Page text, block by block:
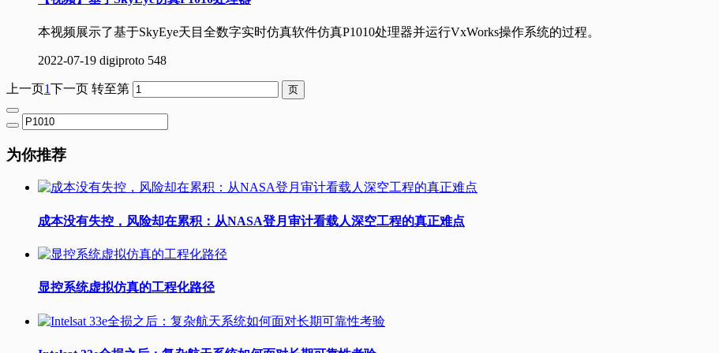
本视频展示了基于SkyEye天目全数字实时仿真软件仿真P1010处理器并运行VxWorks操作系统的过程。
2022-07-19 digiproto 548
上一页1下一页 转至第
为你推荐
成本没有失控，风险却在累积：从NASA登月审计看载人深空工程的真正难点
显控系统虚拟仿真的工程化路径